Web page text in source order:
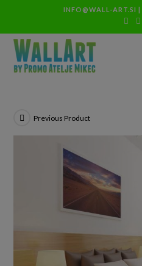
INFO@WALL-ART.SI |
Previous Product